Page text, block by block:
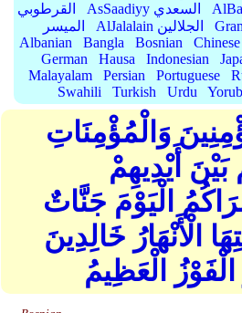
القرطوبي
AsSaadiyy السعدي
الميسر
AlJalalain الجلالين
Albanian
Bangla Bosnian Chinese
German
Hausa Indonesian
Malayalam
Persian Portuguese
Swahili
Turkish Urdu
وَالْمُؤْمِنَاتِ
أَيْدِيهِمْ
الْيَوْمَ جَنَّاتٌ
الْأَنْهَارُ خَالِدِينَ
الْعَظِيمُ